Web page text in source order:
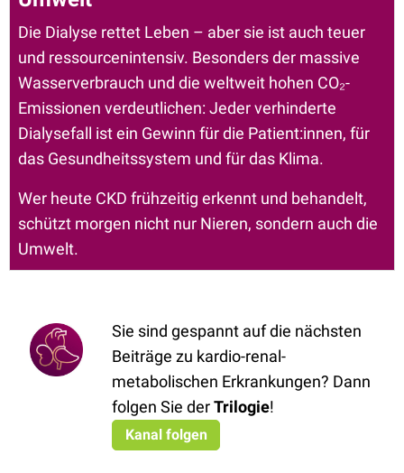
Die Dialyse rettet Leben – aber sie ist auch teuer
und ressourcenintensiv. Besonders der massive
Wasserverbrauch und die weltweit hohen CO₂-
Emissionen verdeutlichen: Jeder verhinderte
Dialysefall ist ein Gewinn für die Patient:innen, für
das Gesundheitssystem und für das Klima.
Wer heute CKD frühzeitig erkennt und behandelt,
schützt morgen nicht nur Nieren, sondern auch die
Umwelt.
Sie sind gespannt auf die nächsten
Beiträge zu kardio-renal-
metabolischen Erkrankungen? Dann
folgen Sie derTrilogie!
Kanal folgen